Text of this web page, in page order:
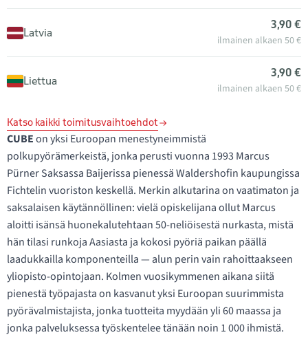
Latvia
3,90 €
ilmainen alkaen 50 €
Liettua
3,90 €
ilmainen alkaen 50 €
Katso kaikki toimitusvaihtoehdot
CUBEon yksi Euroopan menestyneimmistä
polkupyörämerkeistä, jonka perusti vuonna 1993 Marcus
Pürner Saksassa Baijerissa pienessä Waldershofin kaupungissa
Fichtelin vuoriston keskellä. Merkin alkutarina on vaatimaton ja
saksalaisen käytännöllinen: vielä opiskelijana ollut Marcus
aloitti isänsä huonekalutehtaan 50-neliöisestä nurkasta, mistä
hän tilasi runkoja Aasiasta ja kokosi pyöriä paikan päällä
laadukkailla komponenteilla — alun perin vain rahoittaakseen
yliopisto-opintojaan. Kolmen vuosikymmenen aikana siitä
pienestä työpajasta on kasvanut yksi Euroopan suurimmista
pyörävalmistajista, jonka tuotteita myydään yli 60 maassa ja
jonka palveluksessa työskentelee tänään noin 1 000 ihmistä.